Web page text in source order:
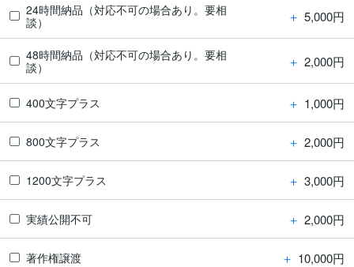
24時間納品（対応不可の場合あり。要相
談）
＋ 5,000円
48時間納品（対応不可の場合あり。要相
談）
＋ 2,000円
400文字プラス ＋ 1,000円
800文字プラス ＋ 2,000円
1200文字プラス ＋ 3,000円
実績公開不可 ＋ 2,000円
著作権譲渡 ＋ 10,000円